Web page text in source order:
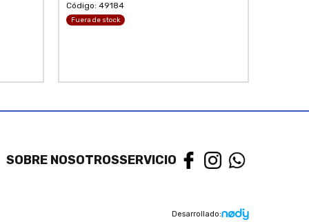
Código: 49184
Fuera de stock
SOBRE NOSOTROSSERVICIO
Desarrollado: